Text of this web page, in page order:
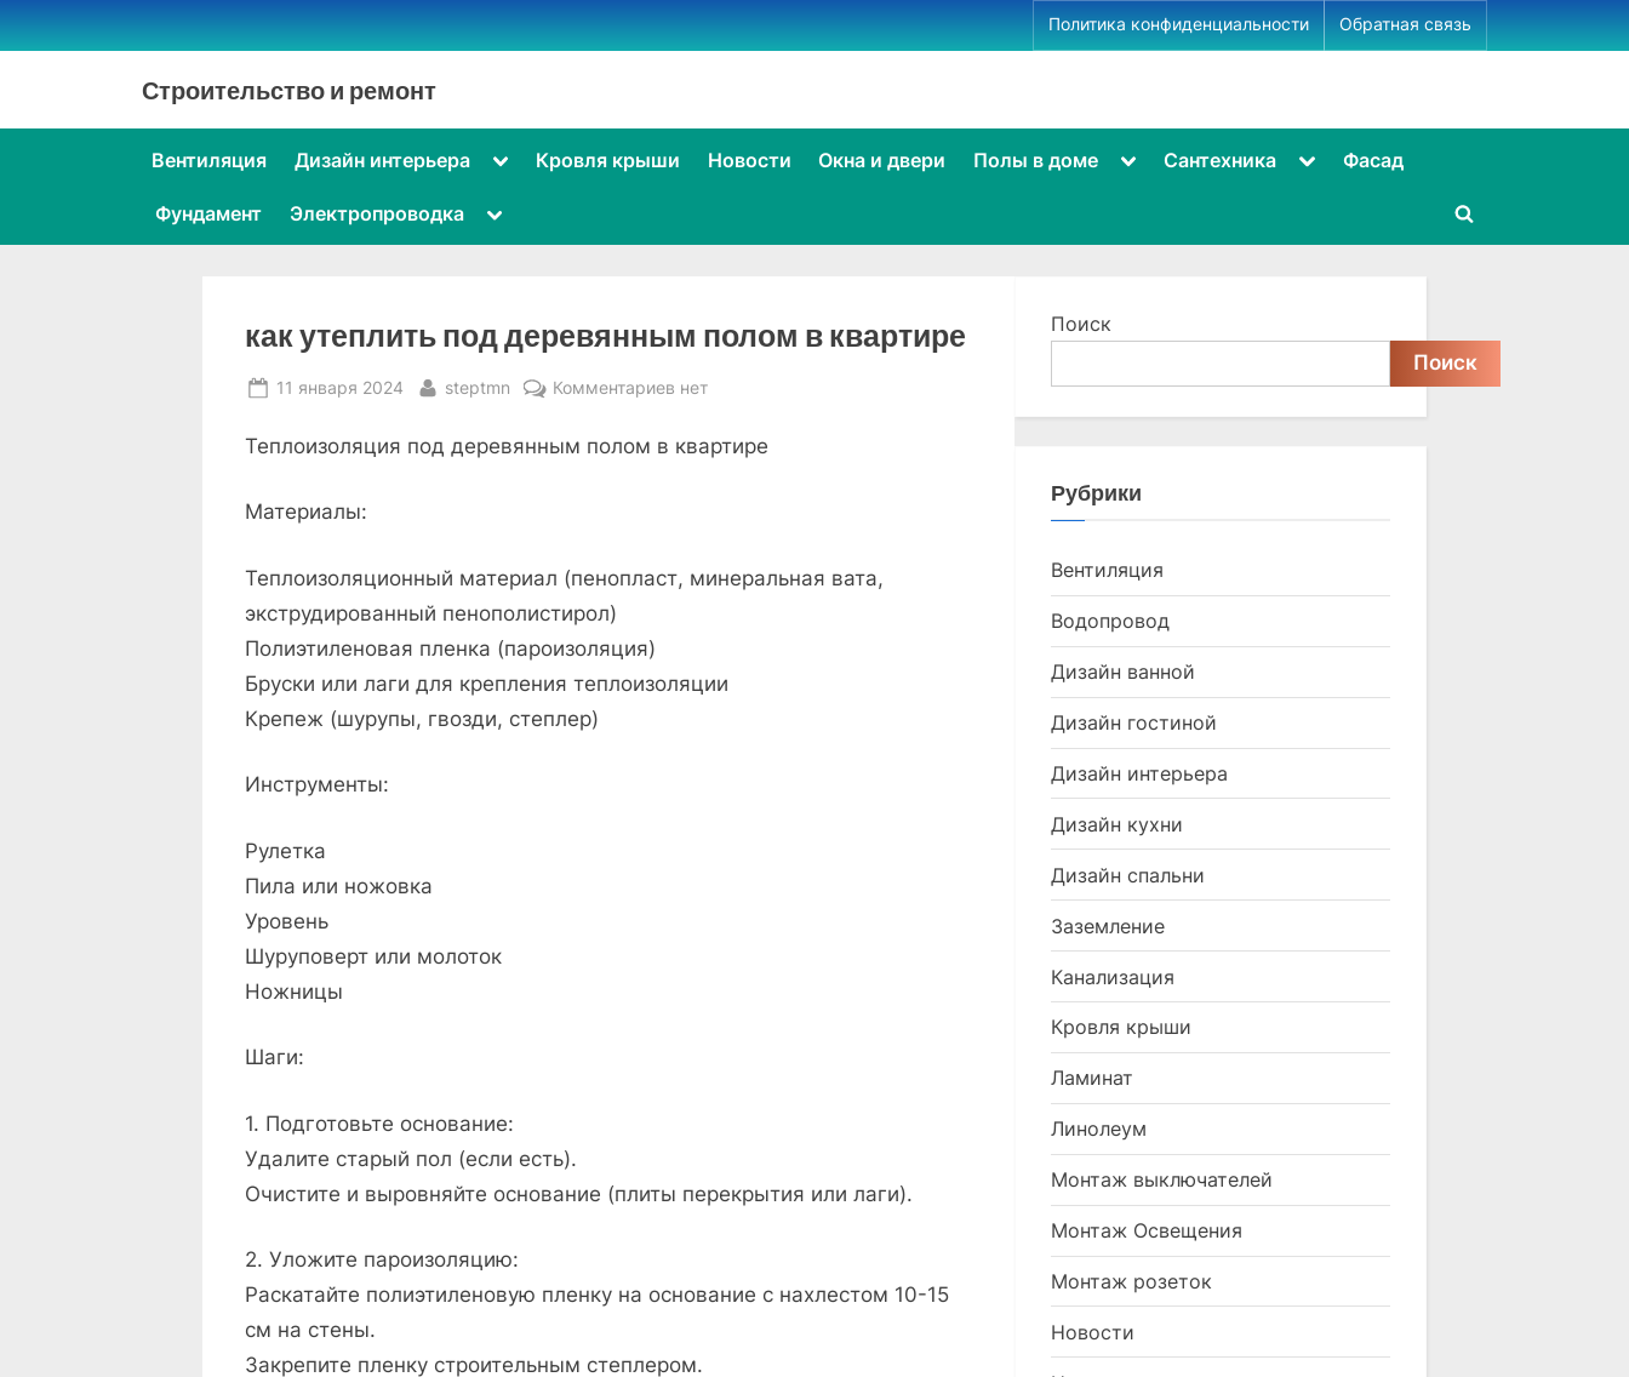
Skip
to
Политика конфиденциальности Обратная связь
Строительство и ремонт
Вентиляция Дизайн интерьера
ToggleКровля крыши Новости Окна и двери Полы в доме
ToggleСантехника
ToggleФасад
Фундамент Электропроводка
Toggle
menu
Toggle
как утеплить под деревянным полом в квартире
Posted
11 января 2024 By
steptmn Комментариев к
как
нет
Теплоизоляция под деревянным полом в квартире
Материалы:
Теплоизоляционный материал (пенопласт, минеральная вата,
экструдированный пенополистирол)
Полиэтиленовая пленка (пароизоляция)
Бруски или лаги для крепления теплоизоляции
Крепеж (шурупы, гвозди, степлер)
Инструменты:
Рулетка
Пила или ножовка
Уровень
Шуруповерт или молоток
Ножницы
Шаги:
1. Подготовьте основание:
Удалите старый пол (если есть).
Очистите и выровняйте основание (плиты перекрытия или лаги).
2. Уложите пароизоляцию:
Раскатайте полиэтиленовую пленку на основание с нахлестом 10-15
см на стены.
Закрепите пленку строительным степлером.
Поиск
Поиск
Рубрики
Вентиляция
Водопровод
Дизайн ванной
Дизайн гостиной
Дизайн интерьера
Дизайн кухни
Дизайн спальни
Заземление
Канализация
Кровля крыши
Ламинат
Линолеум
Монтаж выключателей
Монтаж Освещения
Монтаж розеток
Новости